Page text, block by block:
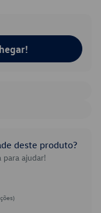
deste produto?
para ajudar!